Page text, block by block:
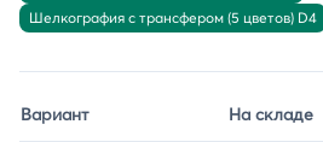
Шелкография с трансфером (5 цветов) D4
Вариант На складе